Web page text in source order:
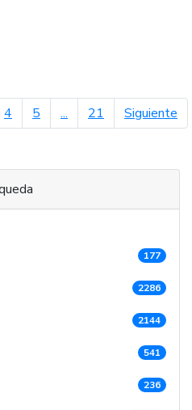
4 5 ... 21 Siguiente
177
2286
2144
541
236